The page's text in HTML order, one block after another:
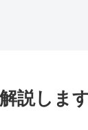
説しま